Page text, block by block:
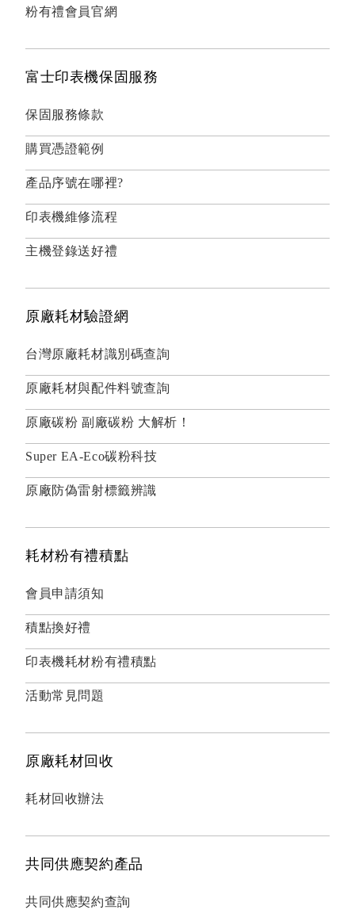
粉有禮會員官網
富士印表機保固服務
保固服務條款
購買憑證範例
產品序號在哪裡?
印表機維修流程
主機登錄送好禮
原廠耗材驗證網
台灣原廠耗材識別碼查詢
原廠耗材與配件料號查詢
原廠碳粉 副廠碳粉 大解析！
Super EA-Eco碳粉科技
原廠防偽雷射標籤辨識
耗材粉有禮積點
會員申請須知
積點換好禮
印表機耗材粉有禮積點
活動常見問題
原廠耗材回收
耗材回收辦法
共同供應契約產品
共同供應契約查詢